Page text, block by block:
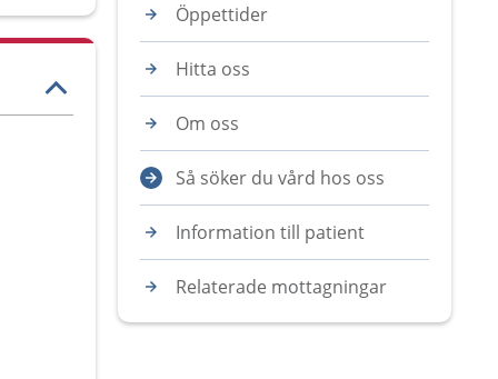
Öppettider
Hitta oss
Om oss
Så söker du vård hos oss
Information till patient
Relaterade mottagningar